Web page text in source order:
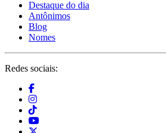
Destaque do dia
Antônimos
Blog
Nomes
Redes sociais: